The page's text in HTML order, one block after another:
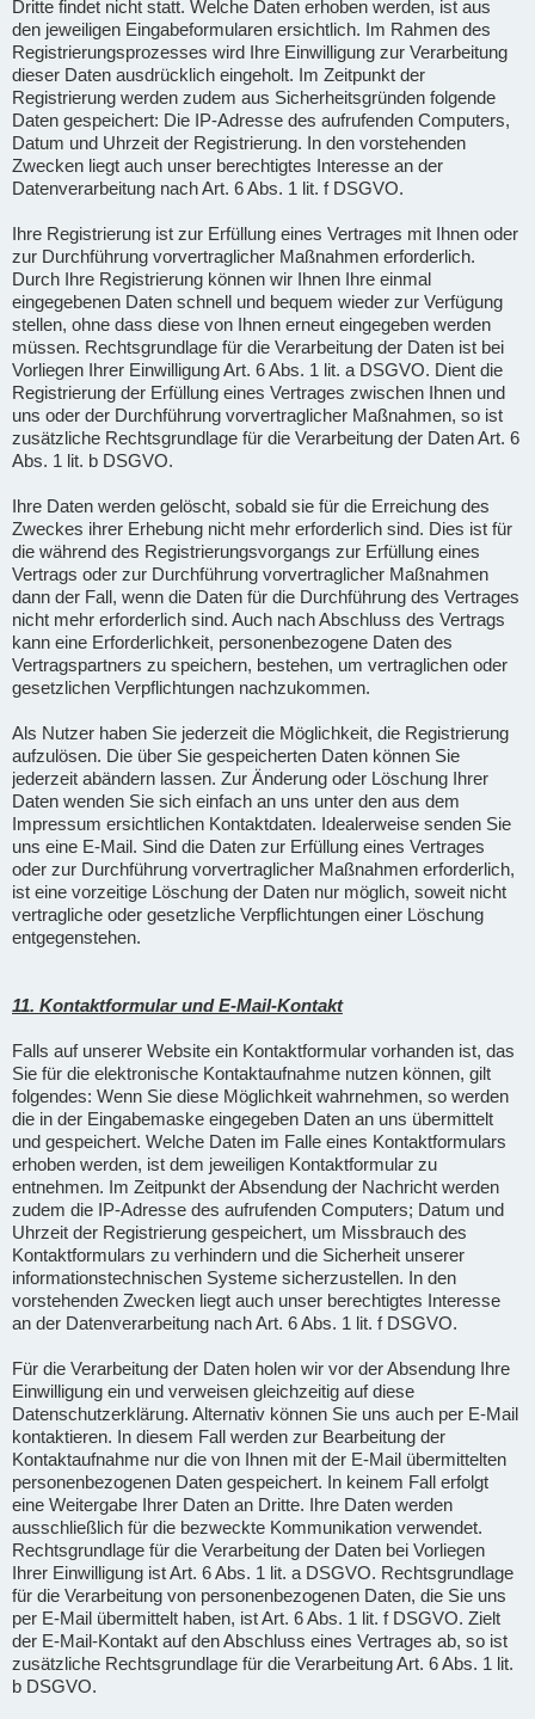
Dritte findet nicht statt. Welche Daten erhoben werden, ist aus
den jeweiligen Eingabeformularen ersichtlich. Im Rahmen des
Registrierungsprozesses wird Ihre Einwilligung zur Verarbeitung
dieser Daten ausdrücklich eingeholt. Im Zeitpunkt der
Registrierung werden zudem aus Sicherheitsgründen folgende
Daten gespeichert: Die IP-Adresse des aufrufenden Computers,
Datum und Uhrzeit der Registrierung. In den vorstehenden
Zwecken liegt auch unser berechtigtes Interesse an der
Datenverarbeitung nach Art. 6 Abs. 1 lit. f DSGVO.
Ihre Registrierung ist zur Erfüllung eines Vertrages mit Ihnen oder
zur Durchführung vorvertraglicher Maßnahmen erforderlich.
Durch Ihre Registrierung können wir Ihnen Ihre einmal
eingegebenen Daten schnell und bequem wieder zur Verfügung
stellen, ohne dass diese von Ihnen erneut eingegeben werden
müssen. Rechtsgrundlage für die Verarbeitung der Daten ist bei
Vorliegen Ihrer Einwilligung Art. 6 Abs. 1 lit. a DSGVO. Dient die
Registrierung der Erfüllung eines Vertrages zwischen Ihnen und
uns oder der Durchführung vorvertraglicher Maßnahmen, so ist
zusätzliche Rechtsgrundlage für die Verarbeitung der Daten Art. 6
Abs. 1 lit. b DSGVO.
Ihre Daten werden gelöscht, sobald sie für die Erreichung des
Zweckes ihrer Erhebung nicht mehr erforderlich sind. Dies ist für
die während des Registrierungsvorgangs zur Erfüllung eines
Vertrags oder zur Durchführung vorvertraglicher Maßnahmen
dann der Fall, wenn die Daten für die Durchführung des Vertrages
nicht mehr erforderlich sind. Auch nach Abschluss des Vertrags
kann eine Erforderlichkeit, personenbezogene Daten des
Vertragspartners zu speichern, bestehen, um vertraglichen oder
gesetzlichen Verpflichtungen nachzukommen.
Als Nutzer haben Sie jederzeit die Möglichkeit, die Registrierung
aufzulösen. Die über Sie gespeicherten Daten können Sie
jederzeit abändern lassen. Zur Änderung oder Löschung Ihrer
Daten wenden Sie sich einfach an uns unter den aus dem
Impressum ersichtlichen Kontaktdaten. Idealerweise senden Sie
uns eine E-Mail. Sind die Daten zur Erfüllung eines Vertrages
oder zur Durchführung vorvertraglicher Maßnahmen erforderlich,
ist eine vorzeitige Löschung der Daten nur möglich, soweit nicht
vertragliche oder gesetzliche Verpflichtungen einer Löschung
entgegenstehen.
11. Kontaktformular und E-Mail-Kontakt
Falls auf unserer Website ein Kontaktformular vorhanden ist, das
Sie für die elektronische Kontaktaufnahme nutzen können, gilt
folgendes: Wenn Sie diese Möglichkeit wahrnehmen, so werden
die in der Eingabemaske eingegeben Daten an uns übermittelt
und gespeichert. Welche Daten im Falle eines Kontaktformulars
erhoben werden, ist dem jeweiligen Kontaktformular zu
entnehmen. Im Zeitpunkt der Absendung der Nachricht werden
zudem die IP-Adresse des aufrufenden Computers; Datum und
Uhrzeit der Registrierung gespeichert, um Missbrauch des
Kontaktformulars zu verhindern und die Sicherheit unserer
informationstechnischen Systeme sicherzustellen. In den
vorstehenden Zwecken liegt auch unser berechtigtes Interesse
an der Datenverarbeitung nach Art. 6 Abs. 1 lit. f DSGVO.
Für die Verarbeitung der Daten holen wir vor der Absendung Ihre
Einwilligung ein und verweisen gleichzeitig auf diese
Datenschutzerklärung. Alternativ können Sie uns auch per E-Mail
kontaktieren. In diesem Fall werden zur Bearbeitung der
Kontaktaufnahme nur die von Ihnen mit der E-Mail übermittelten
personenbezogenen Daten gespeichert. In keinem Fall erfolgt
eine Weitergabe Ihrer Daten an Dritte. Ihre Daten werden
ausschließlich für die bezweckte Kommunikation verwendet.
Rechtsgrundlage für die Verarbeitung der Daten bei Vorliegen
Ihrer Einwilligung ist Art. 6 Abs. 1 lit. a DSGVO. Rechtsgrundlage
für die Verarbeitung von personenbezogenen Daten, die Sie uns
per E-Mail übermittelt haben, ist Art. 6 Abs. 1 lit. f DSGVO. Zielt
der E-Mail-Kontakt auf den Abschluss eines Vertrages ab, so ist
zusätzliche Rechtsgrundlage für die Verarbeitung Art. 6 Abs. 1 lit.
b DSGVO.